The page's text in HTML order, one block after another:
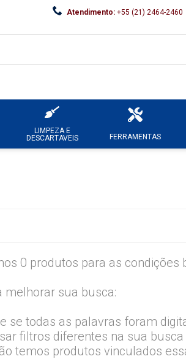
Atendimento: +55 (21) 2464-2460
LIMPEZA E
DESCARTAVEIS
FERRAMENTAS
0 produtos para as condições
melhorar sua busca:
se todas as palavras foram
filtros diferentes na sua busca
temos produtos vinculados